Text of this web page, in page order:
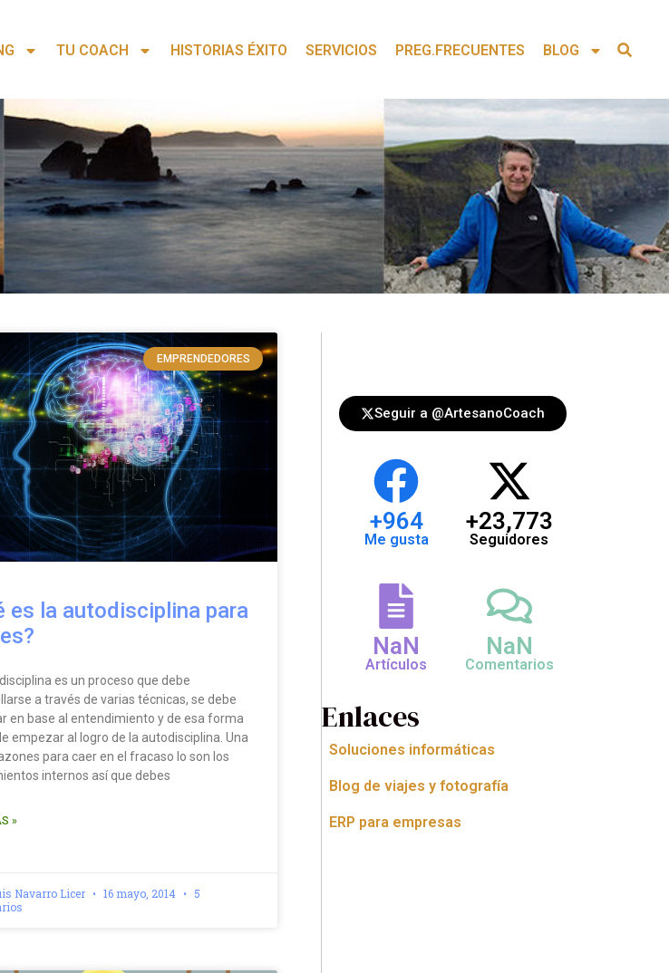
TU COACH HISTORIAS ÉXITO SERVICIOS PREG.FRECUENTES BLOG
EMPRENDEDORES
es la autodisciplina para
es un proceso que debe
a través de varias técnicas, se debe
en base al entendimiento y de esa forma
empezar al logro de la autodisciplina. Una
para caer en el fracaso lo son los
internos así que debes
»
Navarro Licer 16 mayo, 2014
5
Seguir a @ArtesanoCoach
+964
Me gusta
+23,773
Seguidores
NaN
Artículos
NaN
Comentarios
Enlaces
Soluciones informáticas
Blog de viajes y fotografía
ERP para empresas